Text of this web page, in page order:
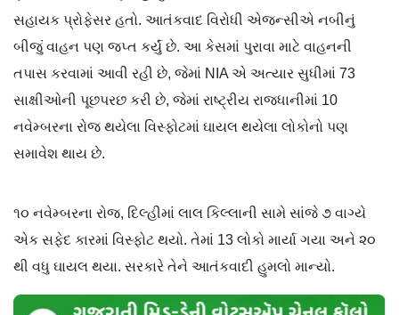
સહાયક પ્રોફેસર હતો. આતંકવાદ વિરોધી એજન્સીએ નબીનું
બીજું વાહન પણ જપ્ત કર્યું છે. આ કેસમાં પુરાવા માટે વાહનની
તપાસ કરવામાં આવી રહી છે, જેમાં NIA એ અત્યાર સુધીમાં 73
સાક્ષીઓની પૂછપરછ કરી છે, જેમાં રાષ્ટ્રીય રાજધાનીમાં 10
નવેમ્બરના રોજ થયેલા વિસ્ફોટમાં ઘાયલ થયેલા લોકોનો પણ
સમાવેશ થાય છે.
૧૦ નવેમ્બરના રોજ, દિલ્હીમાં લાલ કિલ્લાની સામે સાંજે ૭ વાગ્યે
એક સફેદ કારમાં વિસ્ફોટ થયો. તેમાં 13 લોકો માર્યા ગયા અને ૨૦
થી વધુ ઘાયલ થયા. સરકારે તેને આતંકવાદી હુમલો માન્યો.